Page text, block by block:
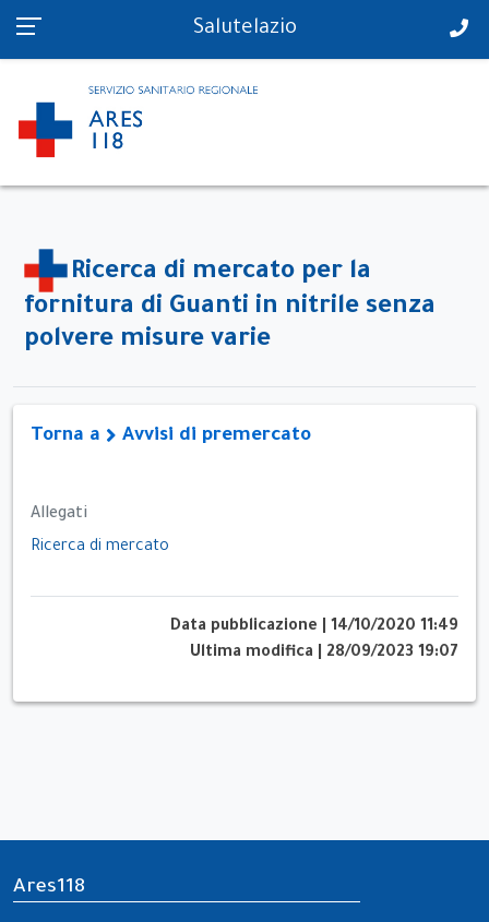
PS in tempo reale Salutelazio
Ricerca di mercato per la
fornitura di Guanti in nitrile senza
polvere misure varie
Torna a Avvisi di premercato
Allegati
Ricerca di mercato
Data pubblicazione
14/10/2020 11:49
Ultima modifica
28/09/2023 19:07
Ares118